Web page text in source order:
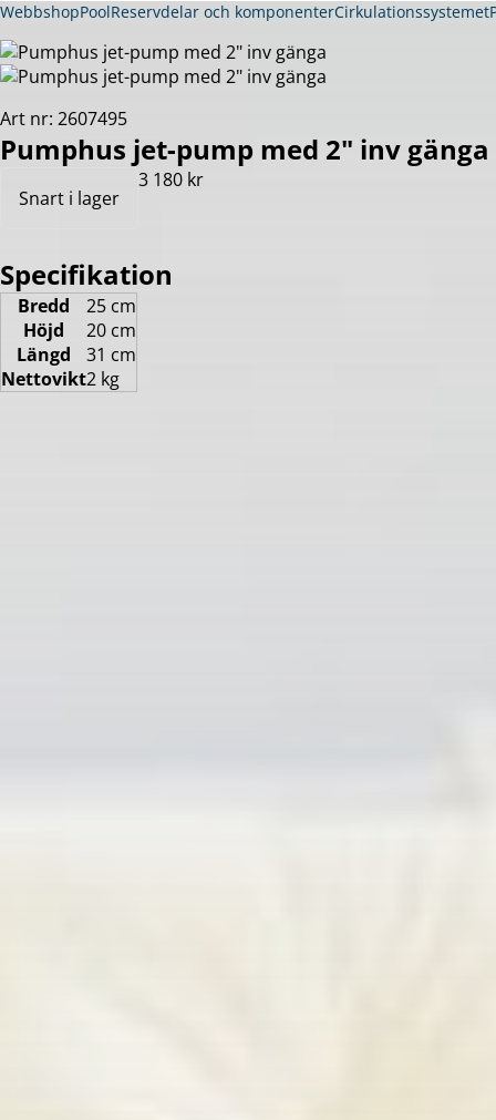
WebbshopPoolReservdelar och komponenterCirkulationssystemet
Art nr: 2607495
Pumphus jet-pump med 2" inv gänga
Snart i lager
3 180 kr
Specifikation
Bredd
25 cm
Höjd
20 cm
Längd
31 cm
Nettovikt2 kg